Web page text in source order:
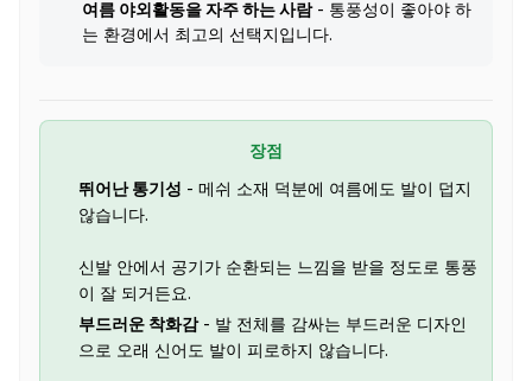
여름 야외활동을 자주 하는 사람- 통풍성이 좋아야 하
는 환경에서 최고의 선택지입니다.
장점
뛰어난 통기성 - 메쉬 소재 덕분에 여름에도 발이 덥지
않습니다.
신발 안에서 공기가 순환되는 느낌을 받을 정도로 통풍
이 잘 되거든요.
부드러운 착화감- 발 전체를 감싸는 부드러운 디자인
으로 오래 신어도 발이 피로하지 않습니다.